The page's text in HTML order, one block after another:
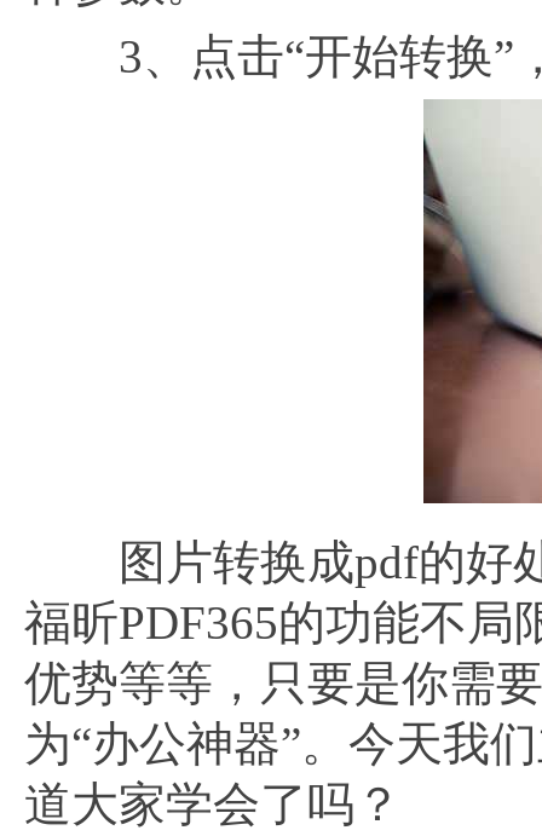
3、点击“开始转换”
图片转换成pdf的好处
福昕PDF365的功能不
优势等等，只要是你需
为“办公神器”。今天我
道大家学会了吗？